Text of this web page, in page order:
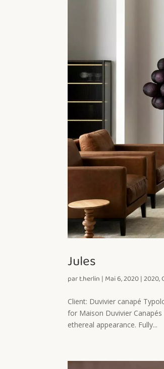
Jules
part.herlin | Mai 6, 2020|2020,
Client: Duvivier canapé
for Maison Duvivier
ethereal appearance. Fully...